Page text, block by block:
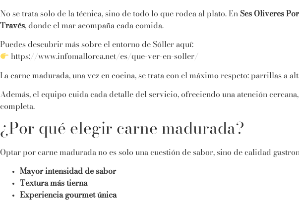
No se trata solo de la técnica, sino de todo lo que rodea al plato. En Ses Oliveres
Través, donde el mar acompaña cada comida.
Puedes descubrir más sobre el entorno de Sóller aquí:
https://www.infomallorca.net/es/que-ver-en-soller/
La carne madurada, una vez en cocina, se trata con el máximo respeto: parrillas a
Además, el equipo cuida cada detalle del servicio, ofreciendo una atención
completa.
¿Por qué elegir carne madurada?
Optar por carne madurada no es solo una cuestión de sabor, sino de calidad
Mayor intensidad de sabor
Textura más tierna
Experiencia gourmet única